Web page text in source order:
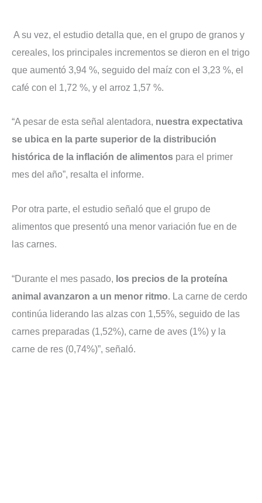
A su vez, el estudio detalla que, en el grupo de granos y
cereales, los principales incrementos se dieron en el trigo
que aumentó 3,94 %, seguido del maíz con el 3,23 %, el
café con el 1,72 %, y el arroz 1,57 %.
“A pesar de esta señal alentadora, nuestra expectativa
se ubica en la parte superior de la distribución
histórica de la inflación de alimentos para el primer
mes del año”, resalta el informe.
Por otra parte, el estudio señaló que el grupo de
alimentos que presentó una menor variación fue en de
las carnes.
“Durante el mes pasado, los precios de la proteína
animal avanzaron a un menor ritmo. La carne de cerdo
continúa liderando las alzas con 1,55%, seguido de las
carnes preparadas (1,52%), carne de aves (1%) y la
carne de res (0,74%)”, señaló.